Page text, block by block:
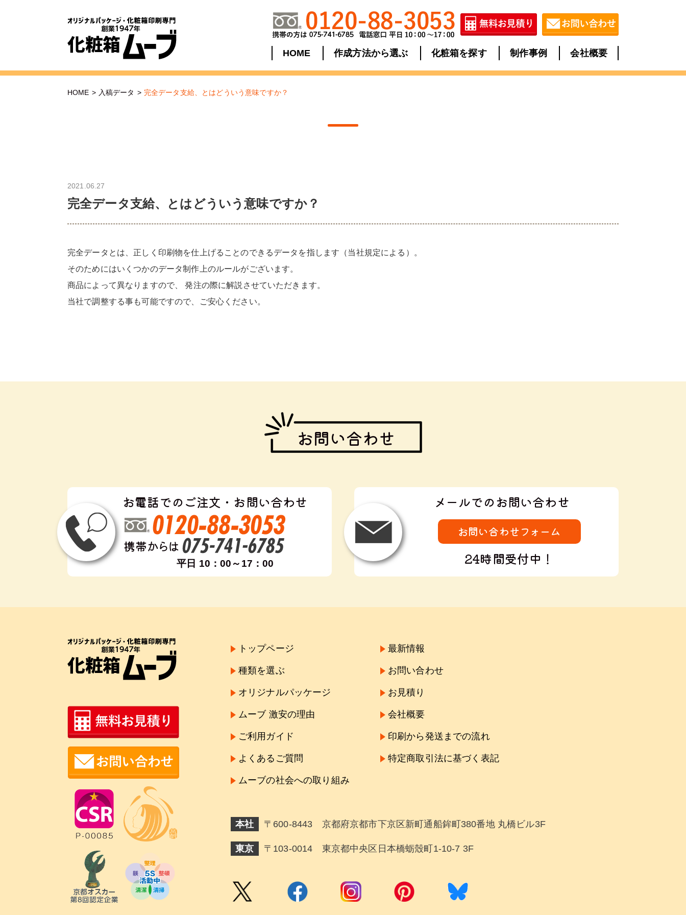
HOME 作成方法から選ぶ 化粧箱を探す 制作事例 会社概要
HOME > 入稿データ > 完全データ支給、とはどういう意味ですか？
2021.06.27
完全データ支給、とはどういう意味ですか？
完全データとは、正しく印刷物を仕上げることのできるデータを指します（当社規定による）。
そのためにはいくつかのデータ制作上のルールがございます。
商品によって異なりますので、 発注の際に解説させていただきます。
当社で調整する事も可能ですので、ご安心ください。
お問い合わせ
お電話でのご注文・お問い合わせ
平日 10：00～17：00
メールでのお問い合わせ
お問い合わせフォーム
24時間受付中！
トップページ
種類を選ぶ
オリジナルパッケージ
ムーブ 激安の理由
ご利用ガイド
よくあるご質問
ムーブの社会への取り組み
最新情報
お問い合わせ
お見積り
会社概要
印刷から発送までの流れ
特定商取引法に基づく表記
本社 〒600-8443 京都府京都市下京区新町通船鉾町380番地 丸橋ビル3F
東京 〒103-0014 東京都中央区日本橋蛎殼町1-10-7 3F